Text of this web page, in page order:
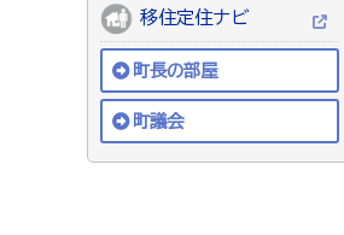
移住定住ナビ
町長の部屋
町議会